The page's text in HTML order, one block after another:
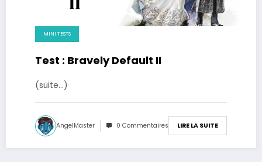
MINI TESTS
Test : Bravely Default II
(suite…)
AngelMaster 0 Commentaires LIRE LA SUITE